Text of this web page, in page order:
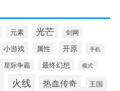
元素 光芒
剑网
小游戏 属性 开原 手机
星际争霸 最终幻想 模式
火线 热血传奇 王国